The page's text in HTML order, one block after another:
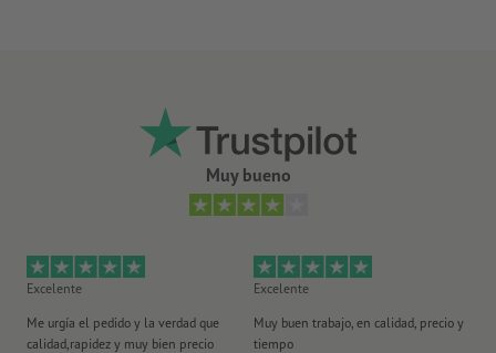
Muy bueno
Excelente
Me urgía el pedido y la verdad que
calidad,rapidez y muy bien precio
Excelente
Muy buen trabajo, en calidad, precio y
tiempo